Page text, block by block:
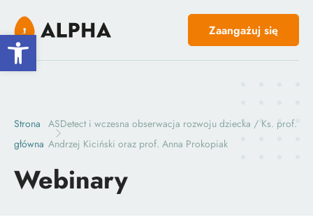
Open toolbar Zaangażuj się
Strona
główna
ASDetect i wczesna obserwacja rozwoju dziecka / Ks. prof.
Andrzej Kiciński oraz prof. Anna Prokopiak
Webinary